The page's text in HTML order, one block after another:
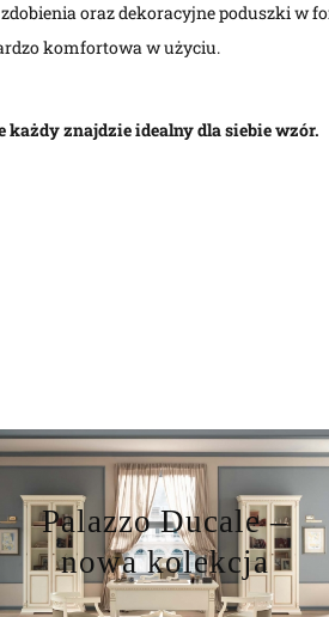
oraz dekoracyjne poduszki w
komfortowa w użyciu.
znajdzie idealny dla siebie wzór.
Palazzo Ducale –
nowa kolekcja